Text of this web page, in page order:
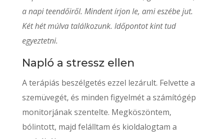
a napi teendőiről. Mindent írjon le, ami eszébe jut.
Két hét múlva találkozunk. Időpontot kint tud
egyeztetni.
Napló a stressz ellen
A terápiás beszélgetés ezzel lezárult. Felvette a
szemüvegét, és minden figyelmét a számítógép
monitorjának szentelte. Megköszöntem,
bólintott, majd felálltam és kioldalogtam a